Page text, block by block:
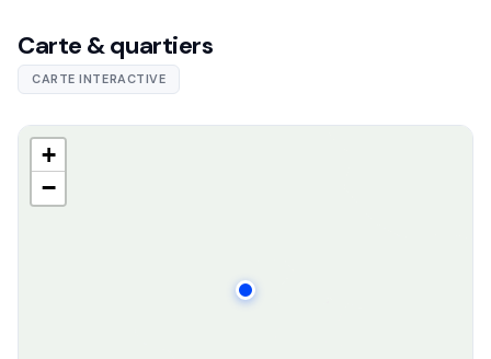
Carte & quartiers
CARTE INTERACTIVE
+
−